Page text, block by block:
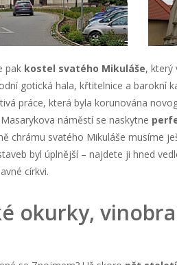
pak kostel svatého Mikuláše, který
gotická hala, křtitelnice a barokní
práce, která byla korunována
náměstí se naskytne
chrámu svatého Mikuláše musíme
byl úplnější – najdete ji hned
církvi.
okurky,